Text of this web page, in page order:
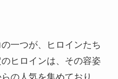
一つが、ヒロインたち
ヒロインは、その容姿
の人気を集めており、